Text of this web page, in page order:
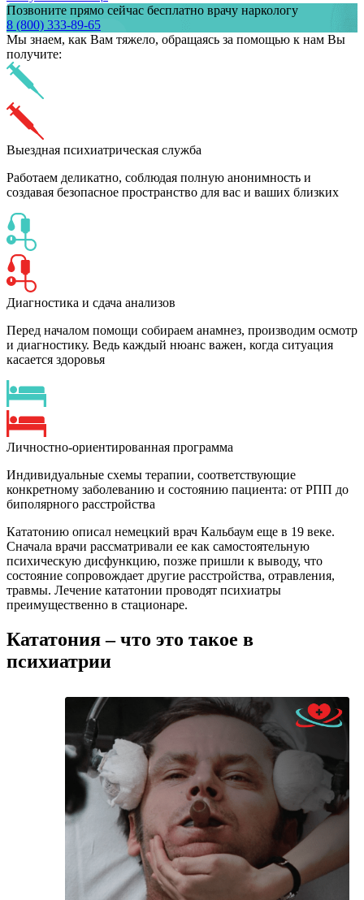
Позвоните прямо сейчас бесплатно врачу наркологу
8 (800) 333-89-65
Мы знаем, как Вам тяжело, обращаясь за помощью к нам Вы
получите:
Выездная психиатрическая служба
Работаем деликатно, соблюдая полную анонимность и
создавая безопасное пространство для вас и ваших близких
Диагностика и сдача анализов
Перед началом помощи собираем анамнез, производим осмотр
и диагностику. Ведь каждый нюанс важен, когда ситуация
касается здоровья
Личностно-ориентированная программа
Индивидуальные схемы терапии, соответствующие
конкретному заболеванию и состоянию пациента: от РПП до
биполярного расстройства
Кататонию описал немецкий врач Кальбаум еще в 19 веке.
Сначала врачи рассматривали ее как самостоятельную
психическую дисфункцию, позже пришли к выводу, что
состояние сопровождает другие расстройства, отравления,
травмы. Лечение кататонии проводят психиатры
преимущественно в стационаре.
Кататония – что это такое в
психиатрии